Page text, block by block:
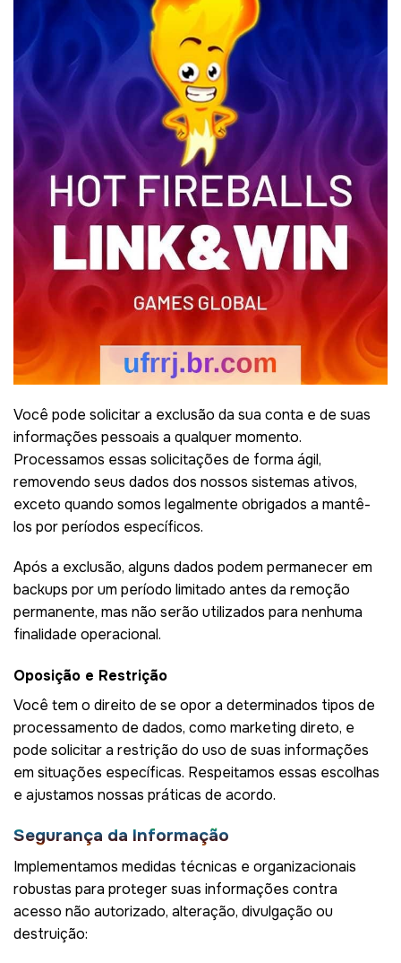
Você pode solicitar a exclusão da sua conta e de suas
informações pessoais a qualquer momento.
Processamos essas solicitações de forma ágil,
removendo seus dados dos nossos sistemas ativos,
exceto quando somos legalmente obrigados a mantê-
los por períodos específicos.
Após a exclusão, alguns dados podem permanecer em
backups por um período limitado antes da remoção
permanente, mas não serão utilizados para nenhuma
finalidade operacional.
Oposição e Restrição
Você tem o direito de se opor a determinados tipos de
processamento de dados, como marketing direto, e
pode solicitar a restrição do uso de suas informações
em situações específicas. Respeitamos essas escolhas
e ajustamos nossas práticas de acordo.
Segurança da Informação
Implementamos medidas técnicas e organizacionais
robustas para proteger suas informações contra
acesso não autorizado, alteração, divulgação ou
destruição: